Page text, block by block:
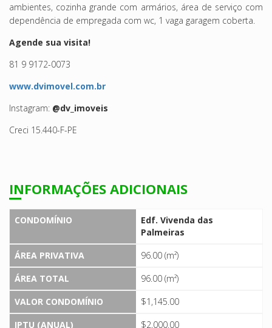
ambientes, cozinha grande com armários, área de serviço com
dependência de empregada com wc, 1 vaga garagem coberta.
Agende sua visita!
81 9 9172-0073
www.dvimovel.com.br
Instagram: @dv_imoveis
Creci 15.440-F-PE
INFORMAÇÕES ADICIONAIS
CONDOMÍNIO
Edf. Vivenda das
Palmeiras
ÁREA PRIVATIVA
96.00 (m²)
ÁREA TOTAL
96.00 (m²)
VALOR CONDOMÍNIO
$1,145.00
IPTU (ANUAL)
$2,000.00